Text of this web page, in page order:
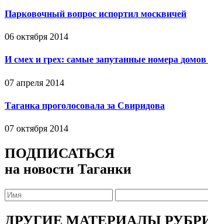
Парковочный вопрос испортил москвичей
06 октября 2014
И смех и грех: самые запутанные номера
07 апреля 2014
Таганка проголосовала за Свиридова
07 октября 2014
ПОДПИСАТЬСЯ
на новости Таганки
ДРУГИЕ МАТЕРИАЛЫ